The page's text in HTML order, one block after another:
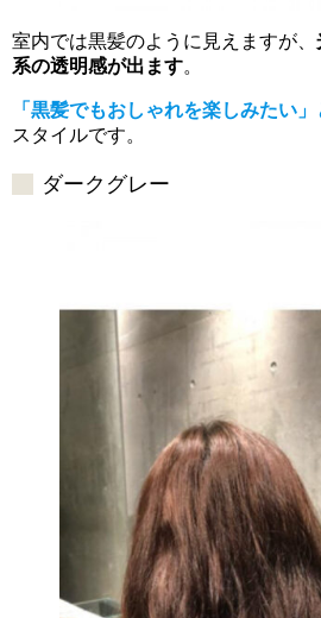
室内では黒髪のように見えますが、
系の透明感が出ます。
「黒髪でもおしゃれを楽しみたい
スタイルです。
ダークグレー